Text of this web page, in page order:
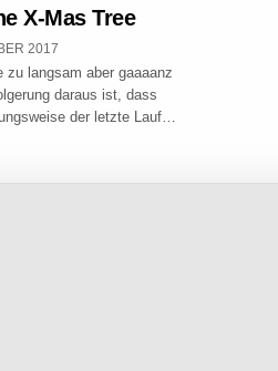
X-Mas Tree
DATE:2017
zu langsam aber gaaaanz
daraus ist, dass
der letzte Lauf…